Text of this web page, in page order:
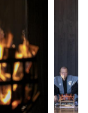
や感謝を示す農
芸能「水海の田
狂言と共演する
きる番組構成と
を図るため、島根
迎えします。ま
田の古面パネル